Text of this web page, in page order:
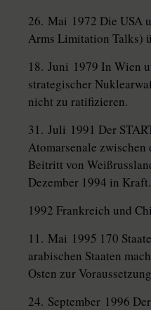
26. Mai 1972 Die USA
Arms Limitation Talks)
18. Juni 1979 In Wien
strategischer
nicht zu ratifizieren.
31. Juli 1991 Der
Atomarsenale
Beitritt von
Dezember 1994 in Kraft.
1992 Frankreich und
11. Mai 1995 170
arabischen Staaten
Osten zur
24. September 1996